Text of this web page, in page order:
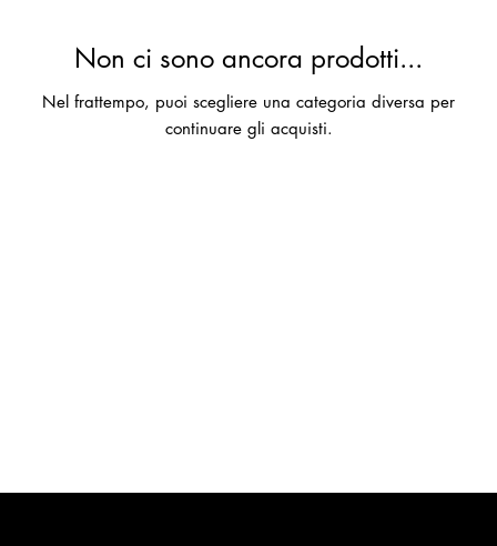
Non ci sono ancora prodotti...
Nel frattempo, puoi scegliere una categoria diversa per
continuare gli acquisti.